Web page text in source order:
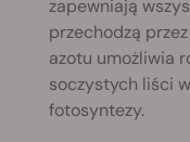
zapewniają
przechodzą
azotu umożliwia
soczystych liści
fotosyntezy.